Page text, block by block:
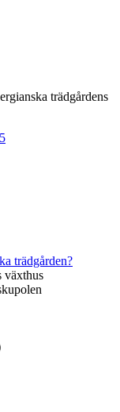
trädgårdens
trädgården?
växthus